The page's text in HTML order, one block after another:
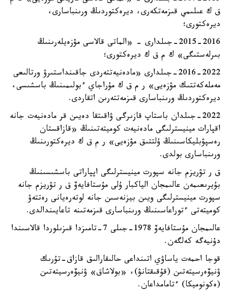
ق ك عىلىمي قىزمەتكەرى، ديرەكتوردىڭ ورىنباسارى،
ديرەكتورى؛
2015-2016-جىلدارى - «الماتى قالاسى مۋزەيلەرىنىڭ
بىرلەستىگى» ك م ق ك ديرەكتورى؛
2016-2022-جىلدارى «مادەنيەتتەردى جاقىنداستىرۋ ورتالىعى
مەملەكەتتىك مۋزەيى» ر م ق ك مۇراجاي ءبولىمىنىڭ باسشىسى،
ديرەكتوردىڭ ورىنباسارى قىزمەتتەرىن اتقاردى.
2022-جىلدان باستاپ قازىرگى ۋاقىتقا دەيىن قر مادەنيەت جانە
اقپارات مينيسترلىگى مادەنيەت كوميتەتىنىڭ «قازاقستان
رەسپۋبليكاسىنىڭ ۇلتتىق مۋزەيى» ر م ق ك ديرەكتورىنىڭ
ورىنباسارى بولدى.
ق ر تۋريزم جانە سپورت مينيسترلىگى اپپاراتى باسشىسىنىڭ
بۇيرىعىمەن عالىمجان الياكبار ۇلى مۇستافايەۆ ق ر تۋريزم جانە
سپورت مينيسترلىگى ويىن بيزنەسىن جانە لوتەرەيانى رەتتەۋ
كوميتەتى ءتوراعاسىنىڭ ورىنباسارى قىزمەتىنە تاعايىندالدى.
عالىمجان مۇستافايەۆ 1978-جىلى 7-تامىزدا قىزىلوردا قالاسىندا
دۇنيەگە كەلگەن.
قوجا احمەت ياساۋي اتىنداعى حالىقارالىق قازاق-تۇرىك
ۋنيۆەرسيتەتىن (قۇقىقتانۋ)، «بولاشاق» ۋنيۆەرسيتەتىن
(ەكونوميكا) ءتامامداعان.